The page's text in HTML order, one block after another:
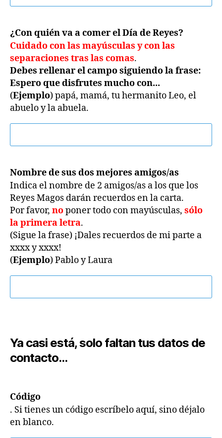
¿Con quién va a comer el Día de Reyes?
Cuidado con las mayúsculas y con las
separaciones tras las comas.
Debes rellenar el campo siguiendo la frase:
Espero que disfrutes mucho con...
(Ejemplo) papá, mamá, tu hermanito Leo, el
abuelo y la abuela.
Nombre de sus dos mejores amigos/as
Indica el nombre de 2 amigos/as a los que los
Reyes Magos darán recuerdos en la carta.
Por favor, noponer todo con mayúsculas, sólo
la primera letra.
(Sigue la frase) ¡Dales recuerdos de mi parte a
xxxx y xxxx!
(Ejemplo) Pablo y Laura
Ya casi está, solo faltan tus datos de
contacto...
Código
. Si tienes un código escríbelo aquí, sino déjalo
en blanco.